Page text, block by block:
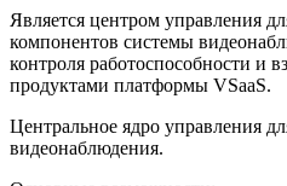
Является центром управления
компонентов системы
контроля работоспособности и
продуктами платформы VSaaS.
Центральное ядро управления
видеонаблюдения.